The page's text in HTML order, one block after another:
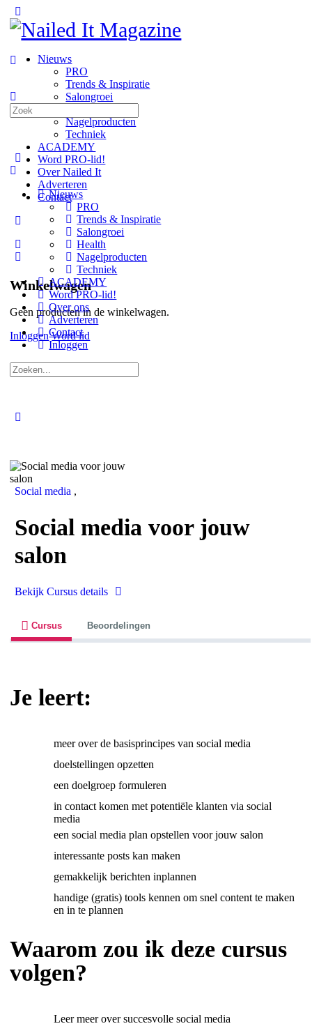
Side
Panel
Nieuws
PRO
Trends & Inspiratie
Salongroei
Nagelproducten
Techniek
ACADEMY
Word PRO-lid!
Over Nailed It
Adverteren
Contact
options
Winkelwagen
Geen producten in de winkelwagen.
Inloggen Word lid
Zoeken
naar:
Nieuws
PRO
Trends & Inspiratie
Salongroei
Health
Nagelproducten
Techniek
ACADEMY
Word PRO-lid!
Over ons
Adverteren
Contact
Inloggen
Zoeken
naar:
Social media ,
Social media voor jouw
salon
Bekijk Cursus details
Cursus Beoordelingen
Je leert:
meer over de basisprincipes van social media
doelstellingen opzetten
een doelgroep formuleren
in contact komen met potentiële klanten via social
media
een social media plan opstellen voor jouw salon
interessante posts kan maken
gemakkelijk berichten inplannen
handige (gratis) tools kennen om snel content te maken
en in te plannen
Waarom zou ik deze cursus
volgen?
Leer meer over succesvolle social media